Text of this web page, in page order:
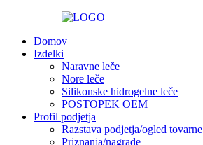
Domov
Izdelki
Naravne leče
Nore leče
Silikonske hidrogelne leče
POSTOPEK OEM
Profil podjetja
Razstava podjetja/ogled tovarne
Priznanja/nagrade